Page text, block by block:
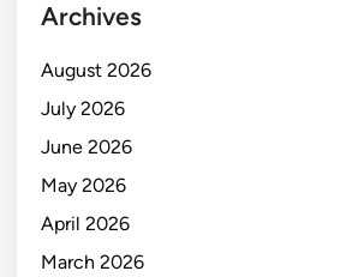
Archives
August 2026
July 2026
June 2026
May 2026
April 2026
March 2026